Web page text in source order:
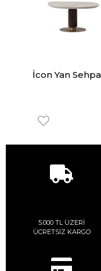
İcon Yan Sehpa
5.000 TL ÜZERİ
ÜCRETSİZ KARGO